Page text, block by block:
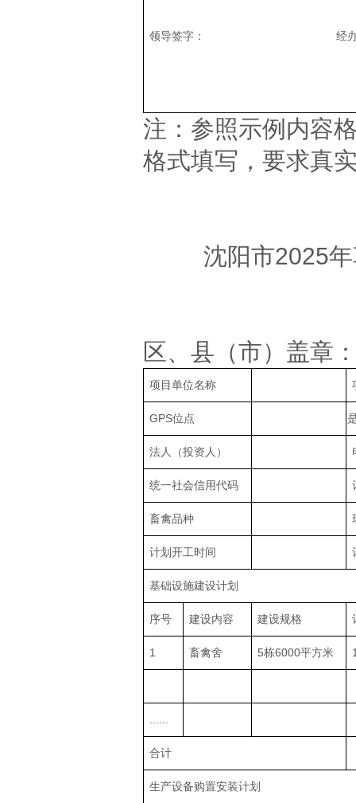
领导签字： 经
注：参照示例内容
格式填写，要求真
沈阳市2025
区、县
项目单位名称
GPS位点
法人（投资人）
统一社会信用代码
畜禽品种
计划开工时间
基础设施建设计划
序号 建设内容 建设规格
1 畜禽舍 5栋6000平方米
合计
生产设备购置安装计划